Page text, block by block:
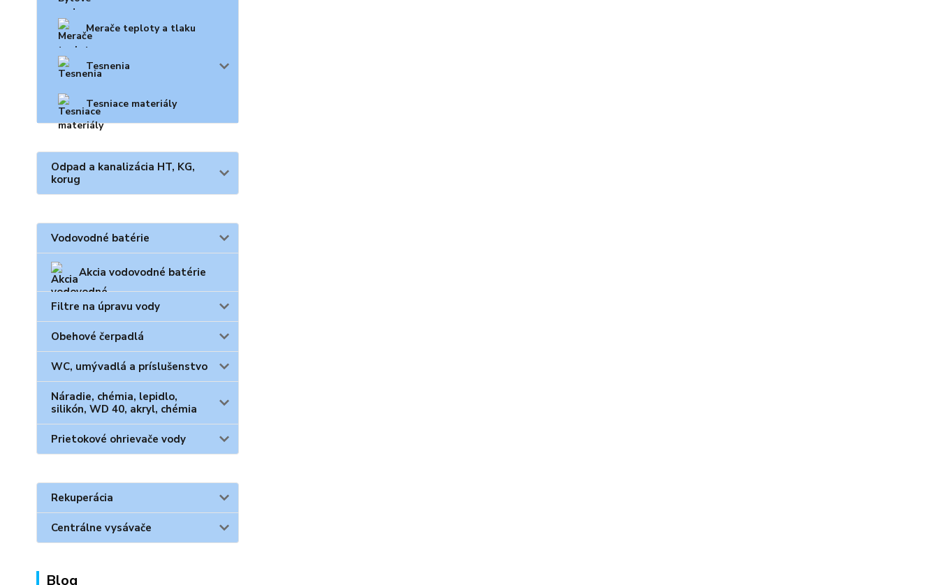
Merače teploty a tlaku
Tesnenia
Tesniace materiály
Odpad a kanalizácia HT, KG,
korug
Vodovodné batérie
Akcia vodovodné batérie
Filtre na úpravu vody
Obehové čerpadlá
WC, umývadlá a príslušenstvo
Náradie, chémia, lepidlo,
silikón, WD 40, akryl, chémia
Prietokové ohrievače vody
Rekuperácia
Centrálne vysávače
Blog